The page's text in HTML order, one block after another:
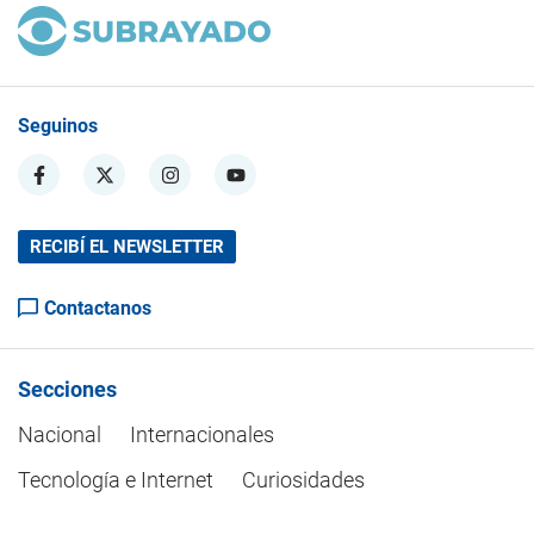
Seguinos
RECIBÍ EL NEWSLETTER
Contactanos
Secciones
Nacional
Internacionales
Tecnología e Internet
Curiosidades